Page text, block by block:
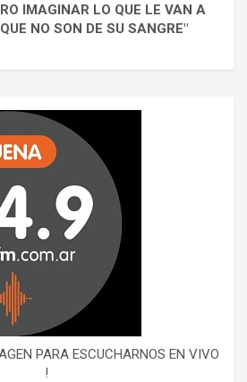
IMAGINAR LO QUE LE VAN A
NO SON DE SU SANGRE"
PARA ESCUCHARNOS EN VIVO
!